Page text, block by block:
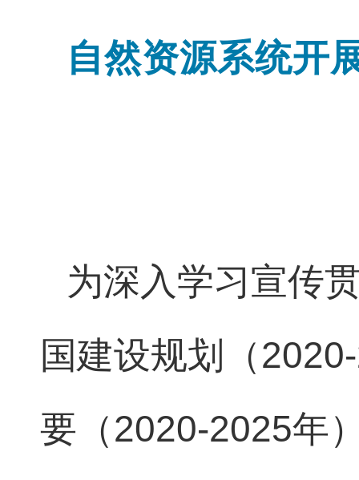
自然资源系统开
为深入学习宣传
国建设规划（
要（2020-2025年